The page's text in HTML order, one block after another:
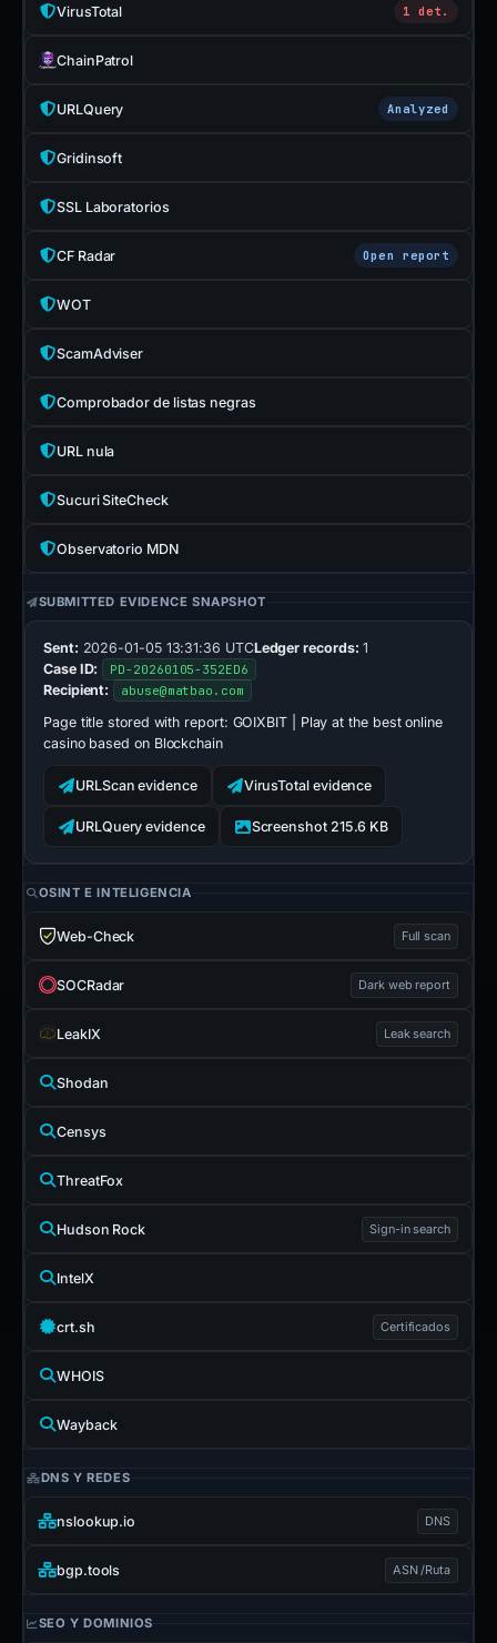
VirusTotal 1 det.
ChainPatrol
URLQuery Analyzed
Gridinsoft
SSL Laboratorios
CF Radar Open report
WOT
ScamAdviser
Comprobador de listas negras
URL nula
Sucuri SiteCheck
Observatorio MDN
SUBMITTED EVIDENCE SNAPSHOT
Sent: 2026-01-05 13:31:36 UTCLedger records: 1
Case ID:
PD-20260105-352ED6
Recipient: abuse@matbao.com
Page title stored with report: GOIXBIT | Play at the best online
casino based on Blockchain
URLScan evidence VirusTotal evidence
URLQuery evidence Screenshot 215.6 KB
OSINT E INTELIGENCIA
Web-Check Full scan
SOCRadar Dark web report
LeakIX Leak search
Shodan
Censys
ThreatFox
Hudson Rock Sign-in search
IntelX
crt.sh Certificados
WHOIS
Wayback
DNS Y REDES
nslookup.io DNS
bgp.tools ASN /Ruta
SEO Y DOMINIOS